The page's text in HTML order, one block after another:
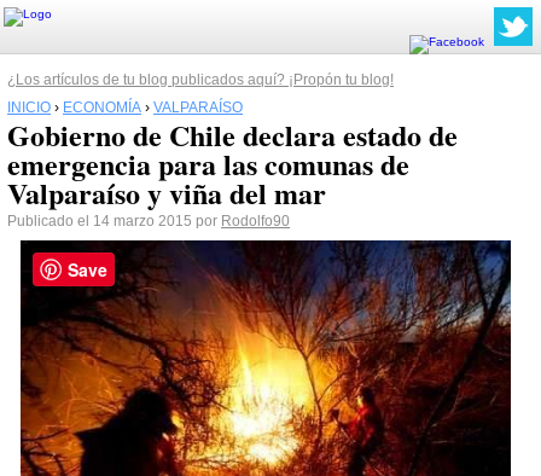
¿Los artículos de tu blog publicados aquí? ¡Propón tu blog!
INICIO › ECONOMÍA › VALPARAÍSO
Gobierno de Chile declara estado de
emergencia para las comunas de
Valparaíso y viña del mar
Publicado el 14 marzo 2015 por Rodolfo90
Save